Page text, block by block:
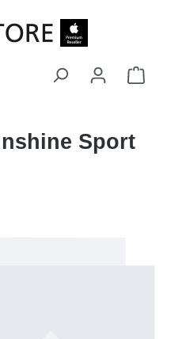
Sport